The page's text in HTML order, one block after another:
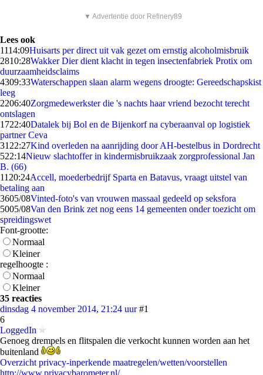
▼ Advertentie door Refinery89
Lees ook
1114:09Huisarts per direct uit vak gezet om ernstig alcoholmisbruik
2810:28Wakker Dier dient klacht in tegen insectenfabriek Protix om
duurzaamheidsclaims
4309:33Waterschappen slaan alarm wegens droogte: Gereedschapskist
leeg
2206:40Zorgmedewerkster die 's nachts haar vriend bezocht terecht
ontslagen
1722:40Datalek bij Bol en de Bijenkorf na cyberaanval op logistiek
partner Ceva
31 22:27Kind overleden na aanrijding door AH-bestelbus in Dordrecht
522:14Nieuw slachtoffer in kindermisbruikzaak zorgprofessional Jan
B. (66)
11 20:24Accell, moederbedrijf Sparta en Batavus, vraagt uitstel van
betaling aan
3605/08Vinted-foto's van vrouwen massaal gedeeld op seksfora
5005/08Van den Brink zet nog eens 14 gemeenten onder toezicht om
spreidingswet
Font-grootte:
Normaal
Kleiner
regelhoogte :
Normaal
Kleiner
35 reacties
dinsdag 4 november 2014, 21:24 uur #1
6
LoggedIn
Genoeg drempels en flitspalen die verkocht kunnen worden aan het
buitenland
Overzicht privacy-inperkende maatregelen/wetten/voorstellen
http://www.privacybarometer.nl/